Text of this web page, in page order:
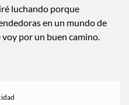
vivimos nuestra profesión
luchando porque
en un mundo de